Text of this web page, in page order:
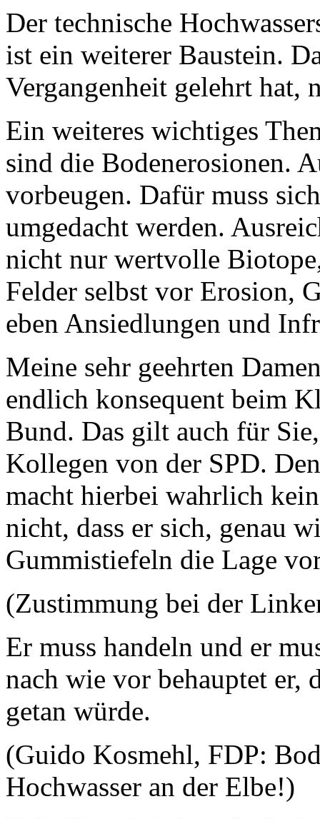
Der technische
ist ein weiterer Baustein.
Vergangenheit gelehrt hat,
Ein weiteres wichtiges
sind die Bodenerosionen.
vorbeugen. Dafür muss
umgedacht werden.
nicht nur wertvolle
Felder selbst vor Erosion,
eben Ansiedlungen und
Meine sehr geehrten
endlich konsequent beim
Bund. Das gilt auch für
Kollegen von der SPD.
macht hierbei wahrlich
nicht, dass er sich, genau
Gummistiefeln die Lage
(Zustimmung bei der
Er muss handeln und er
nach wie vor behauptet er,
getan würde.
(Guido Kosmehl, FDP:
Hochwasser an der Elbe!)